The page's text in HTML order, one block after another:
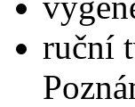
ruční